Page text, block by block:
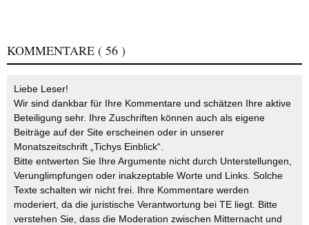
KOMMENTARE ( 56 )
Liebe Leser!
Wir sind dankbar für Ihre Kommentare und schätzen Ihre aktive
Beteiligung sehr. Ihre Zuschriften können auch als eigene
Beiträge auf der Site erscheinen oder in unserer
Monatszeitschrift „Tichys Einblick“.
Bitte entwerten Sie Ihre Argumente nicht durch Unterstellungen,
Verunglimpfungen oder inakzeptable Worte und Links. Solche
Texte schalten wir nicht frei. Ihre Kommentare werden
moderiert, da die juristische Verantwortung bei TE liegt. Bitte
verstehen Sie, dass die Moderation zwischen Mitternacht und